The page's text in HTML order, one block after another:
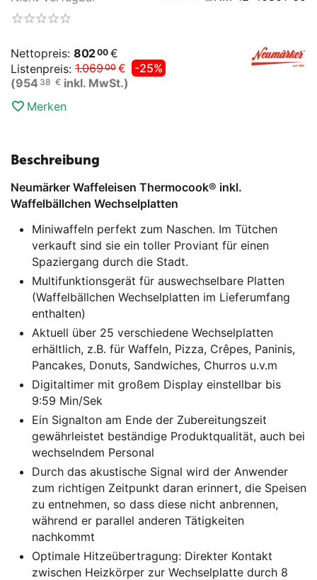
Nettopreis: 80200 €
Listenpreis: 1.06900 €
-25%
(954 38 € inkl. MwSt.)
MengeMerken
Beschreibung
Neumärker Waffeleisen Thermocook® inkl.
Waffelbällchen Wechselplatten
Miniwaffeln perfekt zum Naschen. Im Tütchen
verkauft sind sie ein toller Proviant für einen
Spaziergang durch die Stadt.
Multifunktionsgerät für auswechselbare Platten
(Waffelbällchen Wechselplatten im Lieferumfang
enthalten)
Aktuell über 25 verschiedene Wechselplatten
erhältlich, z.B. für Waffeln, Pizza, Crêpes, Paninis,
Pancakes, Donuts, Sandwiches, Churros u.v.m
Digitaltimer mit großem Display einstellbar bis
9:59 Min/Sek
Ein Signalton am Ende der Zubereitungszeit
gewährleistet beständige Produktqualität, auch bei
wechselndem Personal
Durch das akustische Signal wird der Anwender
zum richtigen Zeitpunkt daran erinnert, die Speisen
zu entnehmen, so dass diese nicht anbrennen,
während er parallel anderen Tätigkeiten
nachkommt
Optimale Hitzeübertragung: Direkter Kontakt
zwischen Heizkörper zur Wechselplatte durch 8